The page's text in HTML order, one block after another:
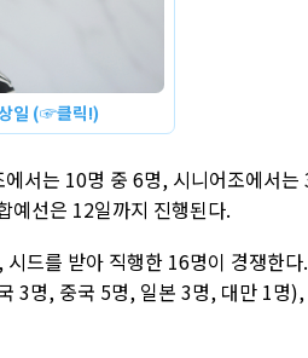
일 (☞클릭!)
서는 10명 중 6명, 시니어조에서는
예선은 12일까지 진행된다.
드를 받아 직행한 16명이 경쟁한다.
3명, 중국 5명, 일본 3명, 대만 1명